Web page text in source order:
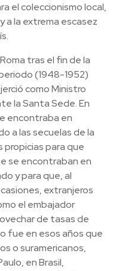
el coleccionismo local,
a la extrema escasez
tras el fin de la
(1948-1952)
como Ministro
la Santa Sede. En
encontraba en
a las secuelas de la
propicias para que
se encontraban en
y para que, al
extranjeros
el embajador
de tasas de
fue en esos años que
o suramericanos,
en Brasil,